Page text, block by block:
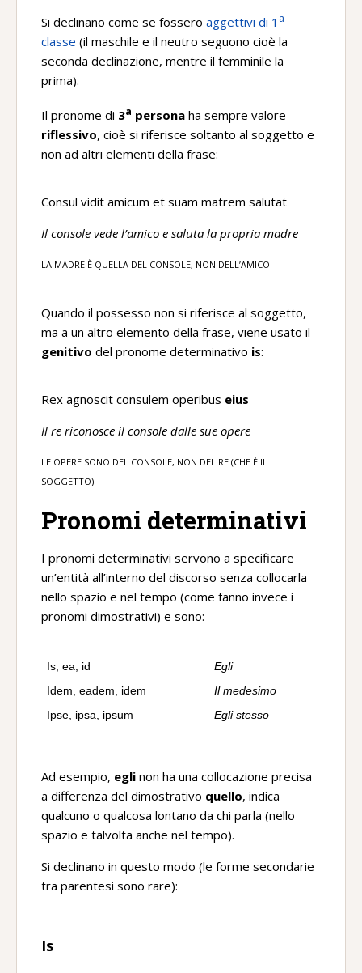
Si declinano come se fossero aggettivi di 1 a
classe (il maschile e il neutro seguono cioè la
seconda declinazione, mentre il femminile la
prima).
Il pronome di 3a persona ha sempre valore
riflessivo, cioè si riferisce soltanto al soggetto e
non ad altri elementi della frase:
Consul vidit amicum et suam matrem salutat
Il console vede l’amico e saluta la propria madre
LA MADRE È QUELLA DEL CONSOLE, NON DELL’AMICO
Quando il possesso non si riferisce al soggetto,
ma a un altro elemento della frase, viene usato il
genitivo del pronome determinativo is:
Rex agnoscit consulem operibus eius
Il re riconosce il console dalle sue opere
LE OPERE SONO DEL CONSOLE, NON DEL RE (CHE È IL
SOGGETTO)
Pronomi determinativi
I pronomi determinativi servono a specificare
un’entità all’interno del discorso senza collocarla
nello spazio e nel tempo (come fanno invece i
pronomi dimostrativi) e sono:
Is, ea, id
Egli
Idem, eadem, idem
Il medesimo
Ipse, ipsa, ipsum
Egli stesso
Ad esempio, egli non ha una collocazione precisa
a differenza del dimostrativo quello, indica
qualcuno o qualcosa lontano da chi parla (nello
spazio e talvolta anche nel tempo).
Si declinano in questo modo (le forme secondarie
tra parentesi sono rare):
Is